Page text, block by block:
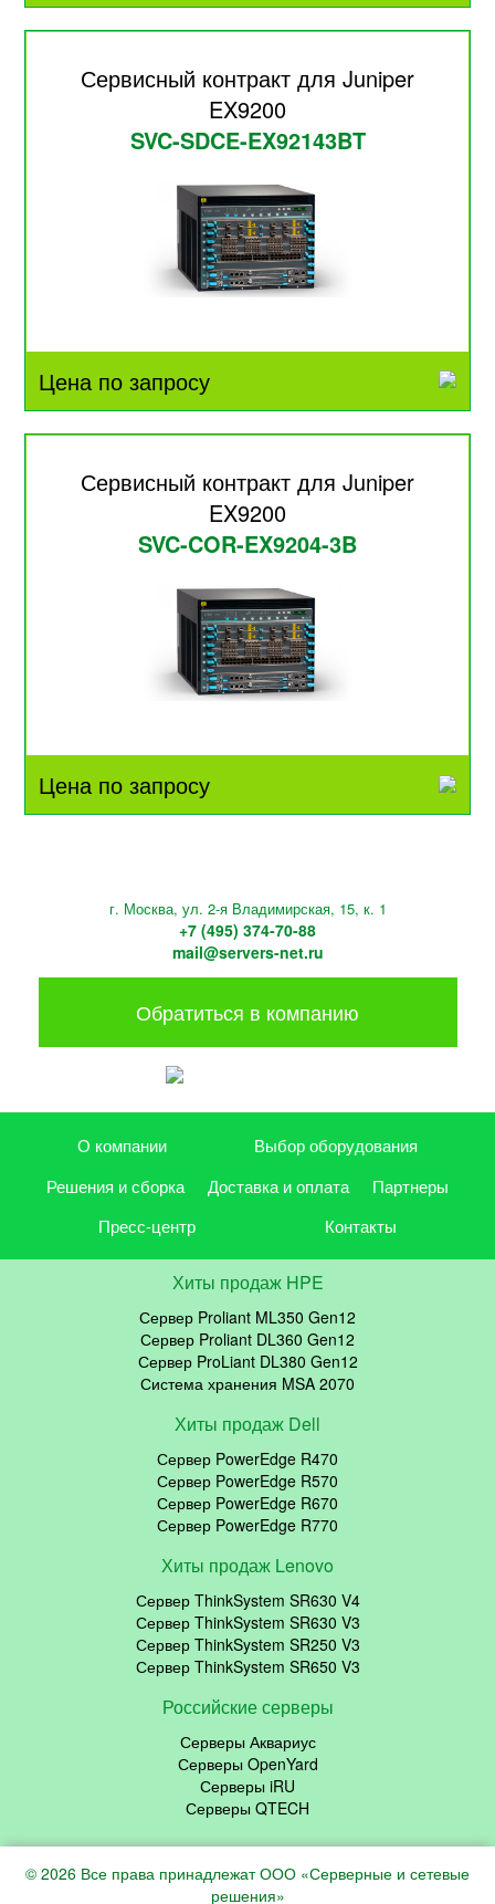
Сервисный контракт для Juniper
EX9200
SVC-SDCE-EX92143BT
Цена по запросу
Сервисный контракт для Juniper
EX9200
SVC-COR-EX9204-3B
Цена по запросу
г. Москва, ул. 2-я Владимирская, 15, к. 1
+7 (495) 374-70-88
mail@servers-net.ru
Обратиться в компанию
О компании
Выбор оборудования
Решения и сборка
Доставка и оплата
Партнеры
Пресс-центр
Контакты
Хиты продаж HPE
Сервер Proliant ML350 Gen12
Сервер Proliant DL360 Gen12
Сервер ProLiant DL380 Gen12
Система хранения MSA 2070
Хиты продаж Dell
Сервер PowerEdge R470
Сервер PowerEdge R570
Сервер PowerEdge R670
Сервер PowerEdge R770
Хиты продаж Lenovo
Сервер ThinkSystem SR630 V4
Сервер ThinkSystem SR630 V3
Сервер ThinkSystem SR250 V3
Сервер ThinkSystem SR650 V3
Российские серверы
Серверы Аквариус
Серверы OpenYard
Серверы iRU
Серверы QTECH
© 2026 Все права принадлежат ООО «Серверные и сетевые
решения»